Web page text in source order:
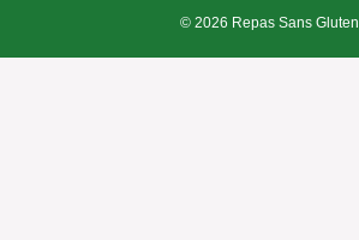
© 2026 Repas Sans Gluten